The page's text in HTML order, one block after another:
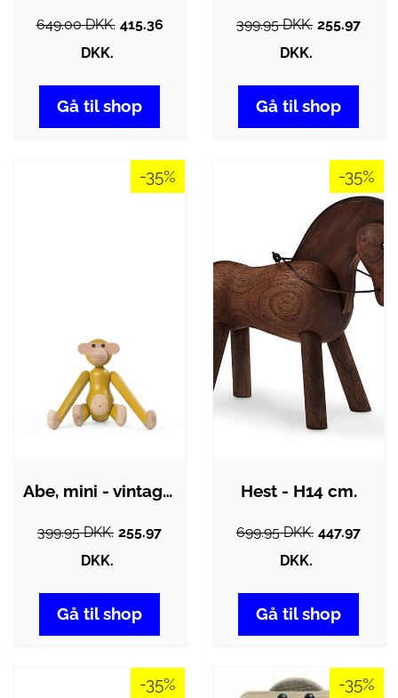
649.00 DKK. 415.36
DKK.
Gå til shop
399.95 DKK. 255.97
DKK.
Gå til shop
-35%
Abe, mini - vintage gul
399.95 DKK. 255.97
DKK.
Gå til shop
-35%
Hest - H14 cm.
699.95 DKK. 447.97
DKK.
Gå til shop
-35% -35%